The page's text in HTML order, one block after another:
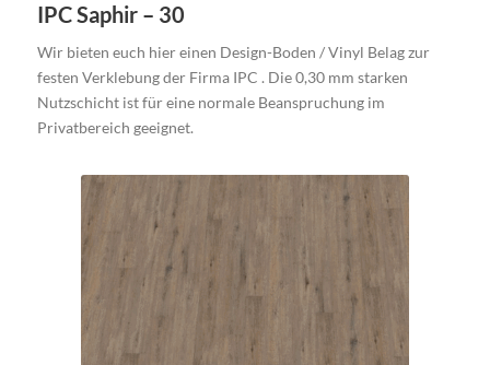
IPC Saphir – 30
Wir bieten euch hier einen Design-Boden / Vinyl Belag zur
festen Verklebung der Firma IPC . Die 0,30 mm starken
Nutzschicht ist für eine normale Beanspruchung im
Privatbereich geeignet.